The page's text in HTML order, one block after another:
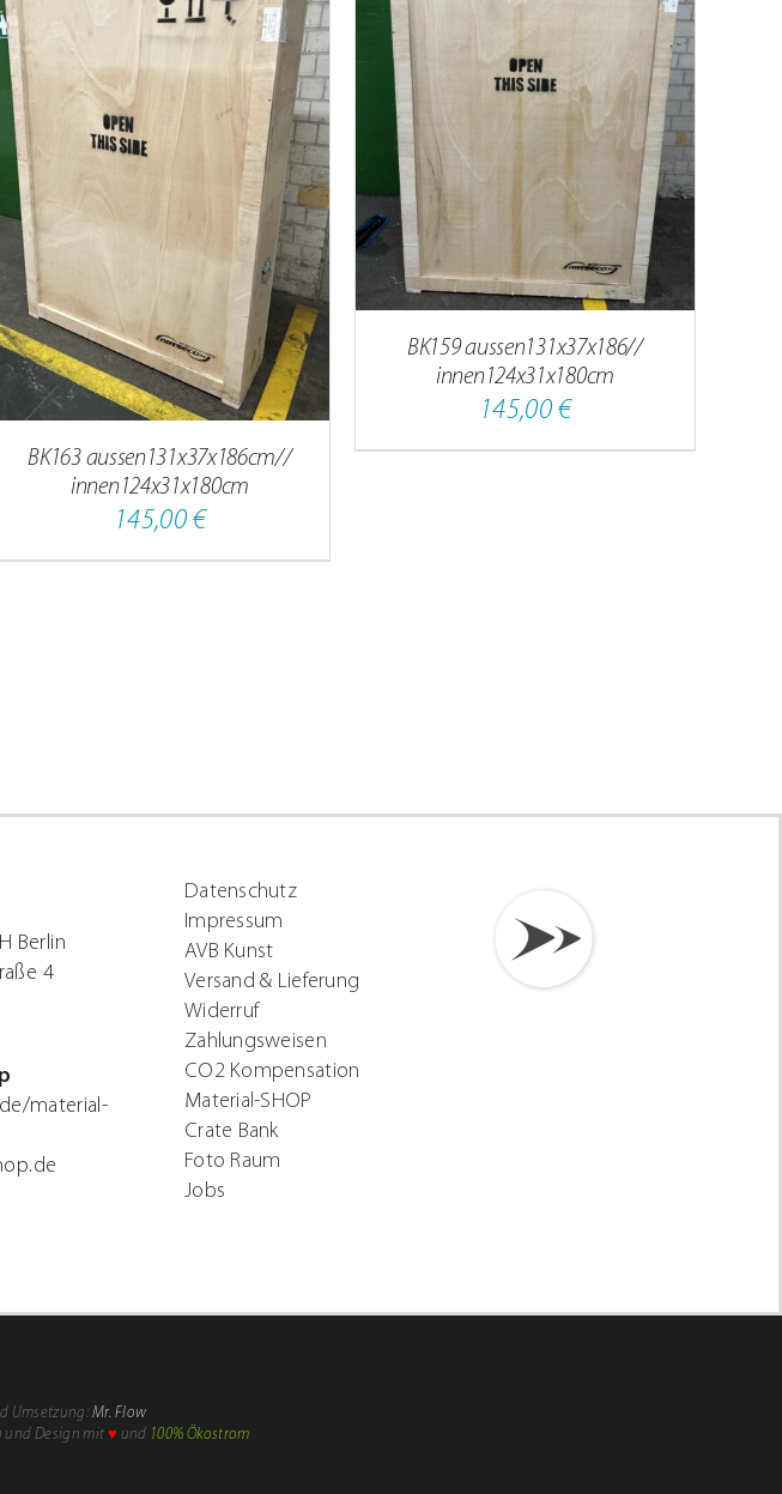
BK163 aussen131x37x186cm//
innen124x31x180cm
145,00 €
IN DEN WARENKORB / DETAILS
BK159 aussen131x37x186//
innen124x31x180cm
145,00 €
Berlin
4
material-
Datenschutz
Impressum
AVB Kunst
Versand & Lieferung
Widerruf
Zahlungsweisen
CO2 Kompensation
Material-SHOP
Crate Bank
Foto Raum
Jobs
Umsetzung: Mr. Flow
und Design mit ♥ und 100% Ökostrom